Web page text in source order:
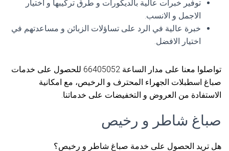
توفير خبرات عالية بالديكورات و طرق تركيبها و اختيار
الاجمل و الانسب.
خبرة عالية في الرد على تساؤلات الزبائن و مساعدتهم في
اختيار الافضل.
تواصلوا معنا على مدار الساعة 66405052 للحصول على خدمات
صباغ اسطبلات الجهراء المحترف و الرخيص، مع امكانية
الاستفادة من العروض و التخفيضات على خدماتنا.
صباغ شاطر و رخيص
هل تريد الحصول على خدمة صباغ شاطر و رخيص؟